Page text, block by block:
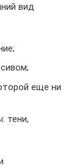
вид
еще ни
тени,